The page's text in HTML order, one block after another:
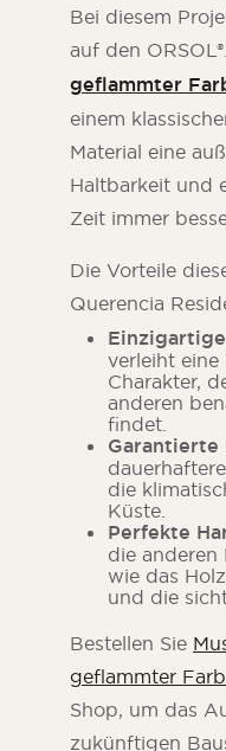
Bei diesem
auf den ORSOL®.
geflammter
einem
Material eine
Haltbarkeit und
Zeit immer
Die Vorteile
Querencia
verleiht eine
Charakter,
anderen
findet.
die
Küste.
Perfekte
die anderen
wie das
und die
Bestellen Sie
geflammter
Shop, um das
zukünftigen